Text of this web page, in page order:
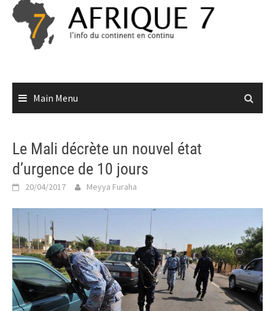
Skip
content
Main Menu
Le Mali décrète un nouvel état
d’urgence de 10 jours
20/04/2017 Meyya Furaha